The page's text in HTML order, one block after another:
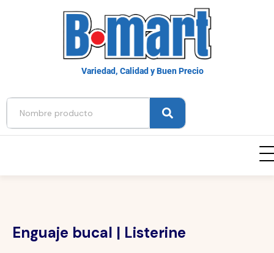
Variedad, Calidad y Buen Precio
Enguaje bucal | Listerine